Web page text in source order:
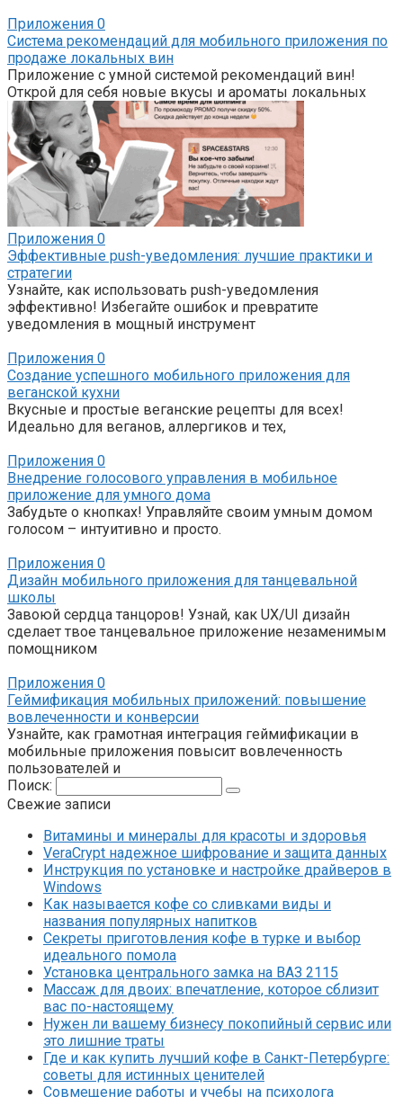
Приложения 0
Система рекомендаций для мобильного приложения по
продаже локальных вин
Приложение с умной системой рекомендаций вин!
Открой для себя новые вкусы и ароматы локальных
Приложения 0
Эффективные push-уведомления: лучшие практики и
стратегии
Узнайте, как использовать push-уведомления
эффективно! Избегайте ошибок и превратите
уведомления в мощный инструмент
Приложения 0
Создание успешного мобильного приложения для
веганской кухни
Вкусные и простые веганские рецепты для всех!
Идеально для веганов, аллергиков и тех,
Приложения 0
Внедрение голосового управления в мобильное
приложение для умного дома
Забудьте о кнопках! Управляйте своим умным домом
голосом – интуитивно и просто.
Приложения 0
Дизайн мобильного приложения для танцевальной
школы
Завоюй сердца танцоров! Узнай, как UX/UI дизайн
сделает твое танцевальное приложение незаменимым
помощником
Приложения 0
Геймификация мобильных приложений: повышение
вовлеченности и конверсии
Узнайте, как грамотная интеграция геймификации в
мобильные приложения повысит вовлеченность
пользователей и
Поиск:
Свежие записи
Витамины и минералы для красоты и здоровья
VeraCrypt надежное шифрование и защита данных
Инструкция по установке и настройке драйверов в
Windows
Как называется кофе со сливками виды и
названия популярных напитков
Секреты приготовления кофе в турке и выбор
идеального помола
Установка центрального замка на ВАЗ 2115
Массаж для двоих: впечатление, которое сблизит
вас по-настоящему
Нужен ли вашему бизнесу покопийный сервис или
это лишние траты
Где и как купить лучший кофе в Санкт-Петербурге:
советы для истинных ценителей
Совмещение работы и учебы на психолога